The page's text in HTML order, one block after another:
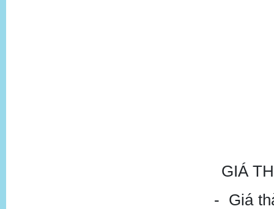
GIÁ
-
Giá